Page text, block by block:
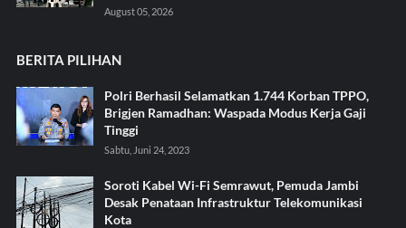
August 05, 2026
BERITA PILIHAN
Polri Berhasil Selamatkan 1.744 Korban TPPO,
Brigjen Ramadhan: Waspada Modus Kerja Gaji
Tinggi
Sabtu, Juni 24, 2023
Soroti Kabel Wi-Fi Semrawut, Pemuda Jambi
Desak Penataan Infrastruktur Telekomunikasi
Kota